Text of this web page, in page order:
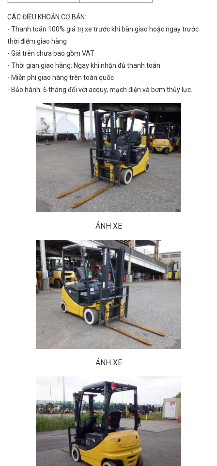
CÁC ĐIỀU KHOẢN CƠ BẢN:
- Thanh toán 100% giá trị xe trước khi bàn giao hoặc ngay trước
thời điểm giao hàng
- Giá trên chưa bao gồm VAT
- Thời gian giao hàng: Ngay khi nhận đủ thanh toán
- Miễn phí giao hàng trên toàn quốc
- Bảo hành: 6 tháng đối với acquy, mạch điện và bơm thủy lực.
ẢNH XE
ẢNH XE